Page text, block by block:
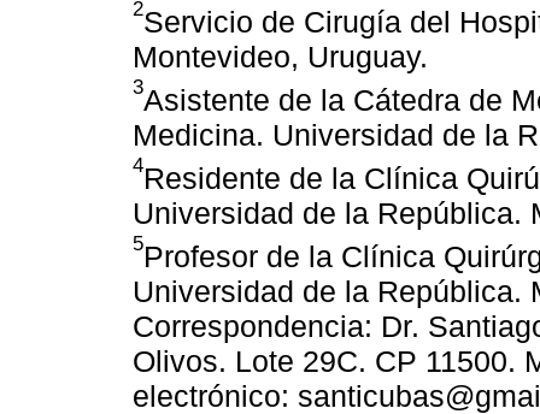
2Servicio de Cirugía del
Montevideo, Uruguay.
3Asistente de la Cátedra de
Medicina. Universidad de la
4Residente de la Clínica
Universidad de la República.
5Profesor de la Clínica
Universidad de la República.
Correspondencia: Dr.
Olivos. Lote 29C. CP 11500.
electrónico: